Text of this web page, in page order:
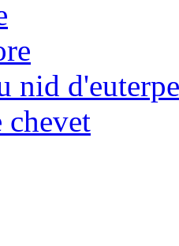
nid d'euterpe
chevet